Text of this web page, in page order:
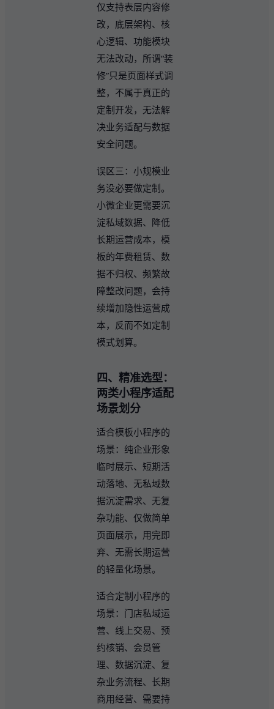
仅支持表层内容修
改，底层架构、核
心逻辑、功能模块
无法改动，所谓“装
修”只是页面样式调
整，不属于真正的
定制开发，无法解
决业务适配与数据
安全问题。
误区三：小规模业
务没必要做定制。
小微企业更需要沉
淀私域数据、降低
长期运营成本，模
板的年费租赁、数
据不归权、频繁故
障整改问题，会持
续增加隐性运营成
本，反而不如定制
模式划算。
四、精准选型：
两类小程序适配
场景划分
适合模板小程序的
场景：纯企业形象
临时展示、短期活
动落地、无私域数
据沉淀需求、无复
杂功能、仅做简单
页面展示，用完即
弃、无需长期运营
的轻量化场景。
适合定制小程序的
场景：门店私域运
营、线上交易、预
约核销、会员管
理、数据沉淀、复
杂业务流程、长期
商用经营、需要持